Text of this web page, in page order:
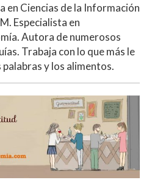
en Ciencias de la Información
Especialista en
Autora de numerosos
Trabaja con lo que más le
palabras y los alimentos.